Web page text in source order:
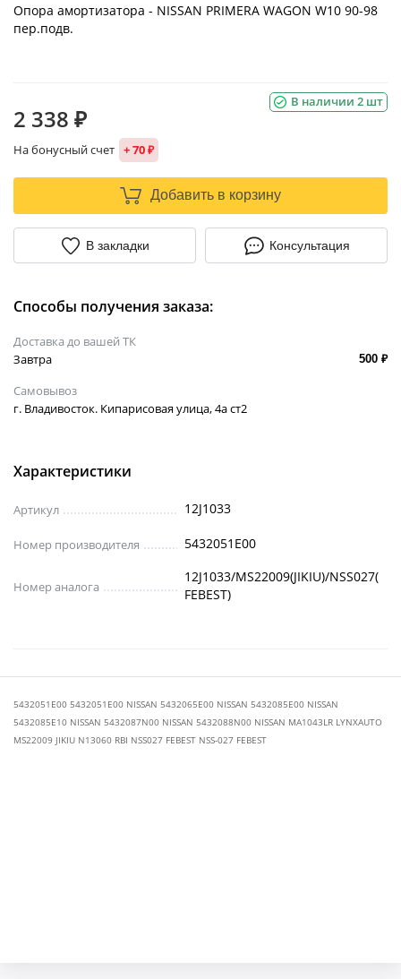
Опора амортизатора - NISSAN PRIMERA WAGON W10 90-98
пер.подв.
В наличии 2 шт
2 338 ₽
На бонусный счет + 70 ₽
Добавить в корзину
В закладки Консультация
Способы получения заказа:
Доставка до вашей ТК
Завтра
500 ₽
Самовывоз
г. Владивосток. Кипарисовая улица, 4а ст2
Характеристики
Артикул 12J1033
Номер производителя 5432051E00
Номер аналога
12J1033/MS22009(JIKIU)/NSS027(
FEBEST)
5432051E00 5432051E00 NISSAN 5432065E00 NISSAN 5432085E00 NISSAN
5432085E10 NISSAN 5432087N00 NISSAN 5432088N00 NISSAN MA1043LR LYNXAUTO
MS22009 JIKIU N13060 RBI NSS027 FEBEST NSS-027 FEBEST